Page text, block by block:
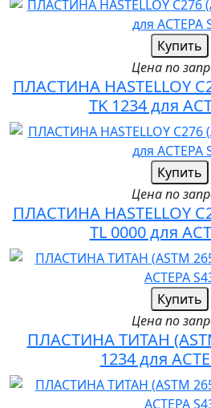
Купить
Цена по
ПЛАСТИНА HASTELLOY
TK 1234 для
Купить
Цена по
ПЛАСТИНА HASTELLOY
TL 0000 для
Купить
Цена по
ПЛАСТИНА ТИТАН
1234 для